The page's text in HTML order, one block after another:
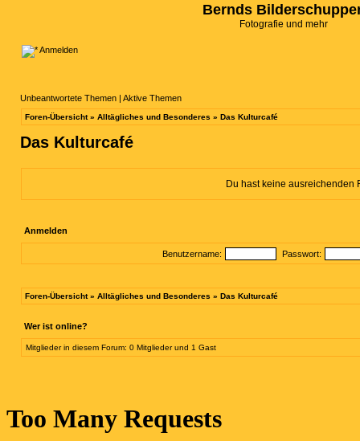
Bernds
Fotografie und mehr
Anmelden
Unbeantwortete Themen | Aktive Themen
Foren-Übersicht» Alltägliches und Besonderes » Das Kulturcafé
Das Kulturcafé
Du hast keine ausreichenden
Anmelden
Benutzername: Passwort:
Foren-Übersicht» Alltägliches und Besonderes » Das Kulturcafé
Wer ist online?
Mitglieder in diesem Forum: 0 Mitglieder und 1 Gast